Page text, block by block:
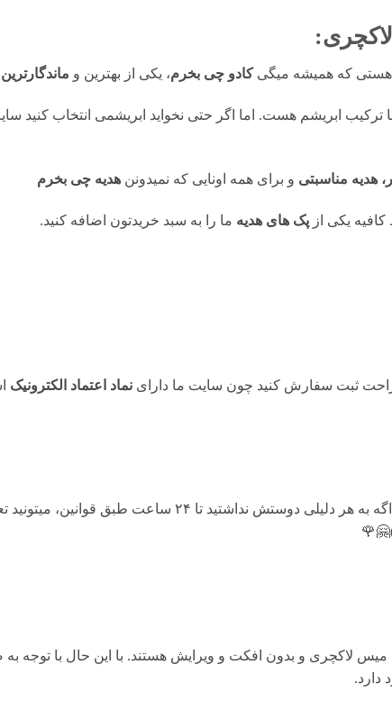
هستی که همیشه میگیکادو چی بخرم، یکی از بهترین و
ترکیب ابریشم هست. اما اگر حتی نخواید ابریشمی انتخاب کنید
هدیه مناسبتی و برای همه اونایی که نمیدونن هدیه چی بخرم
یکی از پک های هدیه ما را به سبد خریدتون اضافه کنید.
راحت ثبت سفارش کنید چون سایت ما دارای نماد اعتماد الکترونیک
هنگامی که محصول رسید به دستتون اگه به هر دلیلی
لاکچری و بدون افکت و ویرایش هستند. با این حال با توجه به